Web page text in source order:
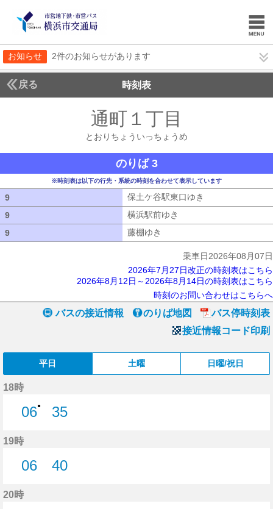
お知らせ 2件のお知らせがあります
戻る 時刻表
通町１丁目
とおりちょういっちょうめ
のりば 3
※時刻表は以下の行先・系統の時刻を合わせて表示しています
9 保土ケ谷駅東口ゆき
9
横浜駅前ゆき
9
藤棚ゆき
乗車日2026年08月07日
2026年7月27日改正の時刻表はこちら
2026年8月12日～2026年8月14日の時刻表はこちら
時刻のお問い合わせはこちらへ
バスの接近情報 のりば地図
バス停時刻表
接近情報コード印刷
平日 土曜 日曜/祝日
18時
06●
35
19時
06
40
20時